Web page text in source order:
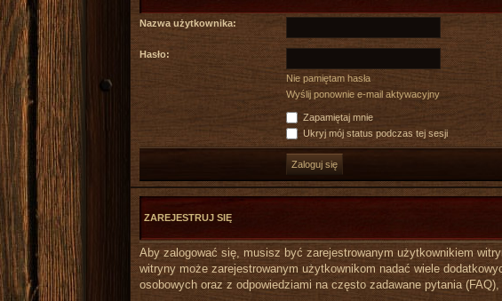
Nazwa użytkownika:
Hasło:
Nie pamiętam hasła
Wyślij ponownie e-mail aktywacyjny
Zapamiętaj mnie
Ukryj mój status podczas tej sesji
ZAREJESTRUJ SIĘ
Aby zalogować się, musisz być zarejestrowanym użytkownikiem
witryny może zarejestrowanym użytkownikom nadać wiele
osobowych oraz z odpowiedziami na często zadawane pytania